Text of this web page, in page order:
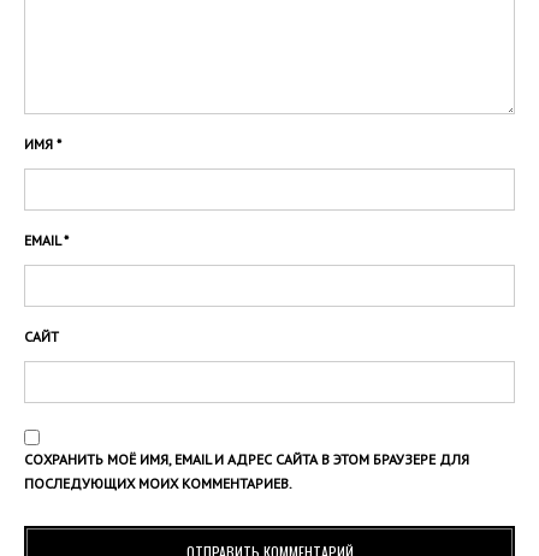
ИМЯ *
EMAIL*
САЙТ
СОХРАНИТЬ МОЁ ИМЯ, EMAIL И АДРЕС САЙТА В ЭТОМ БРАУЗЕРЕ ДЛЯ
ПОСЛЕДУЮЩИХ МОИХ КОММЕНТАРИЕВ.